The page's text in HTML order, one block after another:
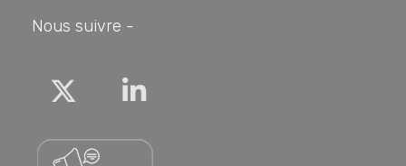
Nous suivre -
TwitterLinkedin